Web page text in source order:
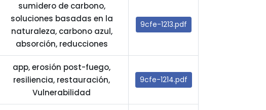
sumidero de carbono,
soluciones basadas en la
naturaleza, carbono azul,
absorción, reducciones
9cfe-1213.pdf
app, erosión post-fuego,
resiliencia, restauración,
Vulnerabilidad
9cfe-1214.pdf